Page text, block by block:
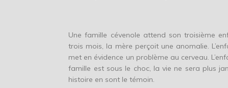
Une famille cévenole attend son troisième
trois mois, la mère perçoit une anomalie.
met en évidence un problème au cerveau.
famille est sous le choc, la vie ne sera plus
histoire en sont le témoin.